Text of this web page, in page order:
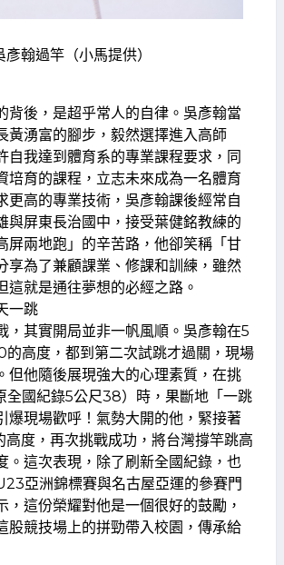
翰過竿（小馬提供）
背後，是超乎常人的自律。吳彥翰當
黃湧富的腳步，毅然選擇進入高師
自我達到體育系的專業課程要求，同
培育的課程，立志未來成為一名體育
更高的專業技術，吳彥翰課後經常自
與屏東長治國中，接受葉健銘教練的
屏兩地跑」的辛苦路，他卻笑稱「甘
享為了兼顧課業、修課和訓練，雖然
這就是通往夢想的必經之路。
一跳
，其實開局並非一帆風順。吳彥翰在5
的高度，都到第二次試跳才過關，現場
但他隨後展現強大的心理素質，在挑
全國紀錄5公尺38）時，果斷地「一跳
爆現場歡呼！氣勢大開的他，緊接著
度，再次挑戰成功，將台灣撐竿跳高
。這次表現，除了刷新全國紀錄，也
亞洲錦標賽與名古屋亞運的參賽門
，這份榮耀對他是一個很好的鼓勵，
股競技場上的拼勁帶入校園，傳承給